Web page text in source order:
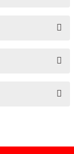
tarafımıza